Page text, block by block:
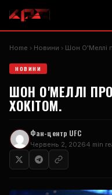
Home Новини Шон О'Меллі
НОВИНИ
ШОН О'МЕЛЛІ
ХОКІТОМ.
Фан-центр UFC
Червень 2, 20264 min